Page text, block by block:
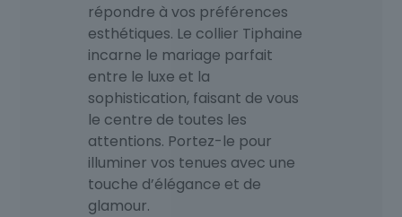
répondre à vos préférences
esthétiques. Le collier Tiphaine
incarne le mariage parfait
entre le luxe et la
sophistication, faisant de vous
le centre de toutes les
attentions. Portez-le pour
illuminer vos tenues avec une
touche d’élégance et de
glamour.